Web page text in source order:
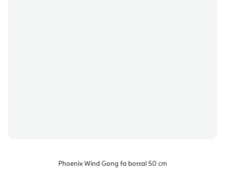
Phoenix Wind Gong fa bottal 50 cm